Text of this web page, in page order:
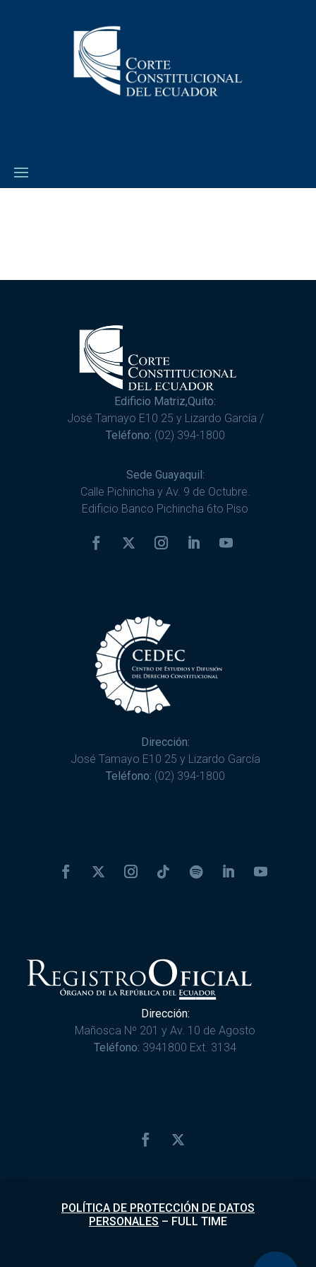
Edificio Matriz,Quito:
José Tamayo E10 25 y Lizardo García /
Teléfono: (02) 394-1800
Sede Guayaquil:
Calle Pichincha y Av. 9 de Octubre.
Edificio Banco Pichincha 6to Piso
Dirección:
José Tamayo E10 25 y Lizardo García
Teléfono: (02) 394-1800
Dirección:
Mañosca Nº 201 y Av. 10 de Agosto
Teléfono: 3941800 Ext. 3134
POLÍTICA DE PROTECCIÓN DE DATOS
PERSONALES – FULL TIME